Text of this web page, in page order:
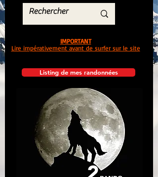
Listing de mes randonnées
IMPORTANT
Lire impérativement avant de surfer sur le site